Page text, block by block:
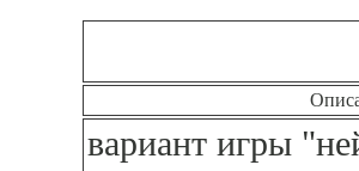
вариант игры